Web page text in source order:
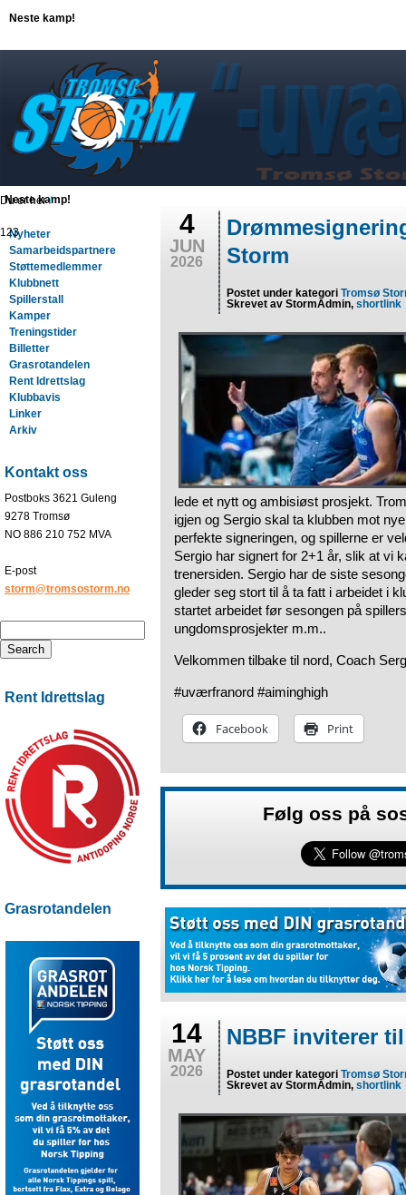
Neste kamp!
Neste kamp!
123
Du er her/
Nyheter
Samarbeidspartnere
Støttemedlemmer
Klubbnett
Spillerstall
Kamper
Treningstider
Billetter
Grasrotandelen
Rent Idrettslag
Klubbavis
Linker
Arkiv
Kontakt oss
Postboks 3621 Guleng
9278 Tromsø
NO 886 210 752 MVA
E-post
storm@tromsostorm.no
Rent Idrettslag
Grasrotandelen
4
JUN
2026
Storm
Postet under kategoriTromsø
Skrevet av StormAdmin,shortlink
lede et nytt og ambisiøst prosjekt.
igjen og Sergio skal ta klubben mot
perfekte signeringen, og spillerne er
Sergio har signert for 2+1 år, slik at vi
trenersiden. Sergio har de siste
gleder seg stort til å ta fatt i arbeidet i
startet arbeidet før sesongen på
ungdomsprosjekter m.m..
Velkommen tilbake til nord, Coach
#uværfranord #aiminghigh
Facebook Print
Følg oss på
14
MAY
2026
NBBF inviterer
Postet under kategoriTromsø
Skrevet av StormAdmin,shortlink